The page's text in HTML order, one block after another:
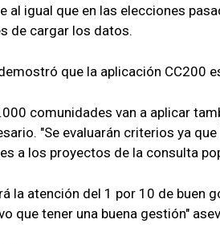
al igual que en las elecciones
de cargar los datos.
que la aplicación CC200
comunidades van a aplicar
"Se evaluarán criterios ya
a los proyectos de la consulta
la atención del 1 por 10 de buen
que tener una buena gestión"